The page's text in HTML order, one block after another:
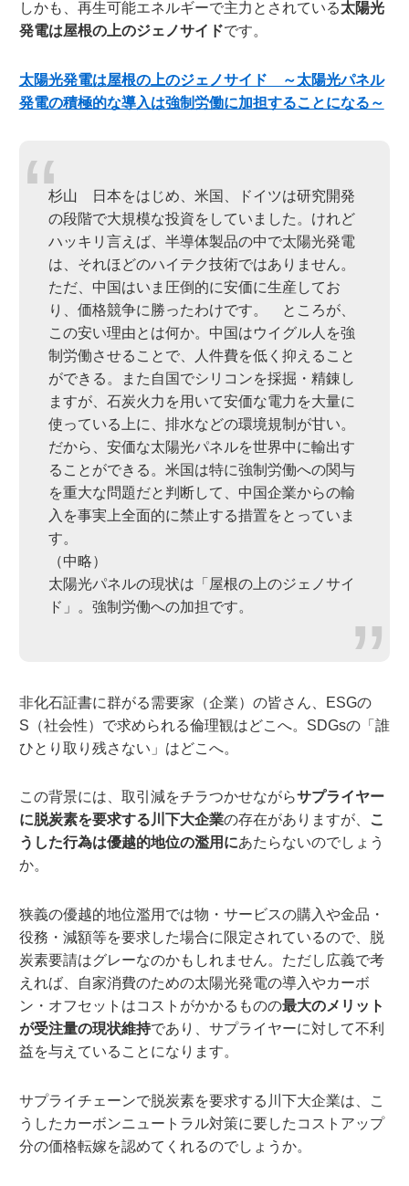
しかも、再生可能エネルギーで主力とされている太陽光
発電は屋根の上のジェノサイドです。
太陽光発電は屋根の上のジェノサイド ～太陽光パネル
発電の積極的な導入は強制労働に加担することになる～
杉山 日本をはじめ、米国、ドイツは研究開発
の段階で大規模な投資をしていました。けれど
ハッキリ言えば、半導体製品の中で太陽光発電
は、それほどのハイテク技術ではありません。
ただ、中国はいま圧倒的に安価に生産してお
り、価格競争に勝ったわけです。 ところが、
この安い理由とは何か。中国はウイグル人を強
制労働させることで、人件費を低く抑えること
ができる。また自国でシリコンを採掘・精錬し
ますが、石炭火力を用いて安価な電力を大量に
使っている上に、排水などの環境規制が甘い。
だから、安価な太陽光パネルを世界中に輸出す
ることができる。米国は特に強制労働への関与
を重大な問題だと判断して、中国企業からの輸
入を事実上全面的に禁止する措置をとっていま
す。
（中略）
太陽光パネルの現状は「屋根の上のジェノサイ
ド」。強制労働への加担です。
非化石証書に群がる需要家（企業）の皆さん、ESGの
S（社会性）で求められる倫理観はどこへ。SDGsの「誰
ひとり取り残さない」はどこへ。
この背景には、取引減をチラつかせながらサプライヤー
に脱炭素を要求する川下大企業の存在がありますが、
こ
うした行為は優越的地位の濫用にあたらないのでしょう
か。
狭義の優越的地位濫用では物・サービスの購入や金品・
役務・減額等を要求した場合に限定されているので、脱
炭素要請はグレーなのかもしれません。ただし広義で考
えれば、自家消費のための太陽光発電の導入やカーボ
ン・オフセットはコストがかかるものの最大のメリット
が受注量の現状維持であり、サプライヤーに対して不利
益を与えていることになります。
サプライチェーンで脱炭素を要求する川下大企業は、こ
うしたカーボンニュートラル対策に要したコストアップ
分の価格転嫁を認めてくれるのでしょうか。